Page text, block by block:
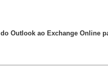
Outlook ao Exchange Online